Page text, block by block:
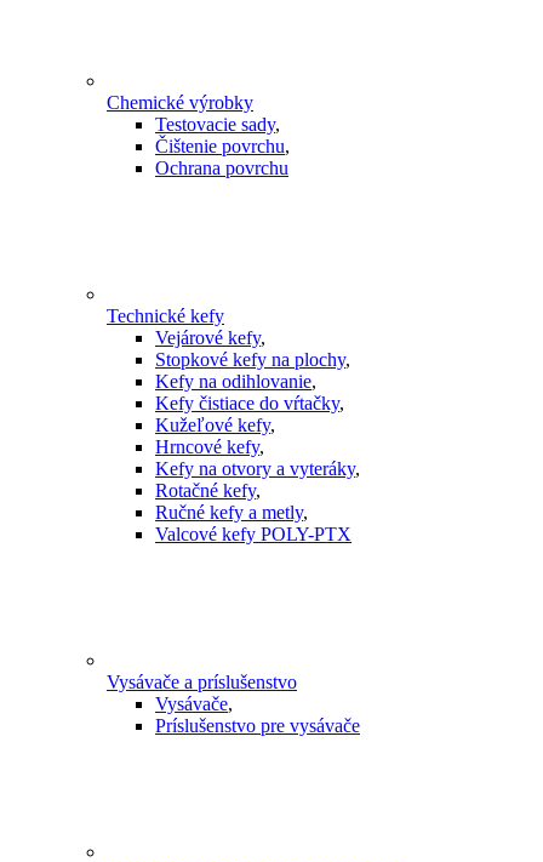
Chemické výrobky
Testovacie sady,
Čištenie povrchu,
Ochrana povrchu
Technické kefy
Vejárové kefy,
Stopkové kefy na plochy,
Kefy na odihlovanie,
Kefy čistiace do vŕtačky,
Kužeľové kefy,
Hrncové kefy,
Kefy na otvory a vyteráky,
Rotačné kefy,
Ručné kefy a metly,
Valcové kefy POLY-PTX
Vysávače a príslušenstvo
Vysávače,
Príslušenstvo pre vysávače